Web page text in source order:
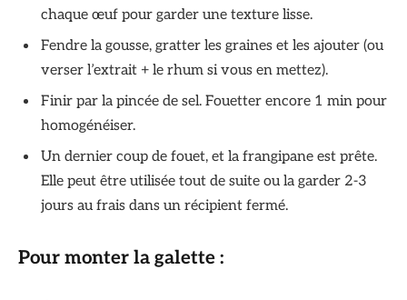
chaque œuf pour garder une texture lisse.
Fendre la gousse, gratter les graines et les ajouter (ou
verser l’extrait + le rhum si vous en mettez).
Finir par la pincée de sel. Fouetter encore 1 min pour
homogénéiser.
Un dernier coup de fouet, et la frangipane est prête.
Elle peut être utilisée tout de suite ou la garder 2-3
jours au frais dans un récipient fermé.
Pour monter la galette :